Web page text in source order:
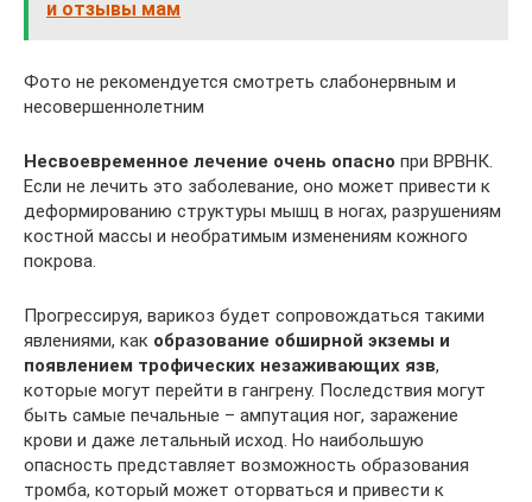
и отзывы мам
Фото не рекомендуется смотреть слабонервным и
несовершеннолетним
Несвоевременное лечение очень опасно при ВРВНК.
Если не лечить это заболевание, оно может привести к
деформированию структуры мышц в ногах, разрушениям
костной массы и необратимым изменениям кожного
покрова.
Прогрессируя, варикоз будет сопровождаться такими
явлениями, как образование обширной экземы и
появлением трофических незаживающих язв,
которые могут перейти в гангрену. Последствия могут
быть самые печальные – ампутация ног, заражение
крови и даже летальный исход. Но наибольшую
опасность представляет возможность образования
тромба, который может оторваться и привести к